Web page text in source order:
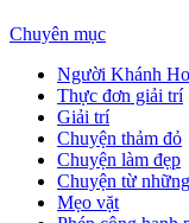
Chuyên mục
Người Khánh
Thực đơn giải trí
Giải trí
Chuyện thảm đỏ
Chuyện làm đẹp
Chuyện từ
Mẹo vặt